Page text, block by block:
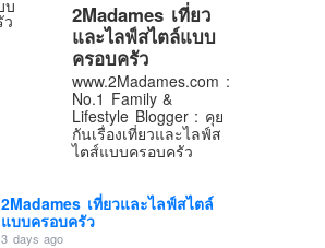
2Madames เที่ยว
และไลฟ์สไตล์แบบ
ครอบครัว
www.2Madames.com :
No.1 Family &
Lifestyle Blogger : คุย
กันเรื่องเที่ยวและไลฟ์ส
ไตส์แบบครอบครัว
2Madames เที่ยวและไลฟ์สไตล์
แบบครอบครัว
3 days ago